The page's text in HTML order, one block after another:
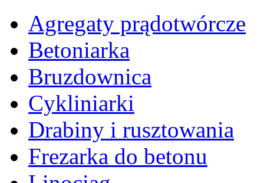
Agregaty prądotwórcze
Betoniarka
Bruzdownica
Cykliniarki
Drabiny i rusztowania
Frezarka do betonu